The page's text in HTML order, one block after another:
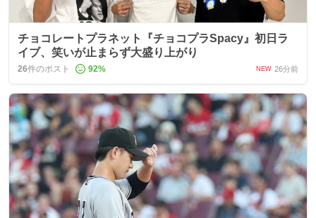
チョコレートプラネット『チョコプラSpacy』初日ラ
イブ、笑いが止まらず大盛り上がり
26件のポスト 92% NEW 26分前